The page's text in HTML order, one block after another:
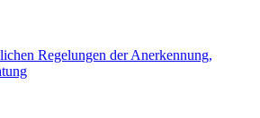
Regelungen der Anerkennung,